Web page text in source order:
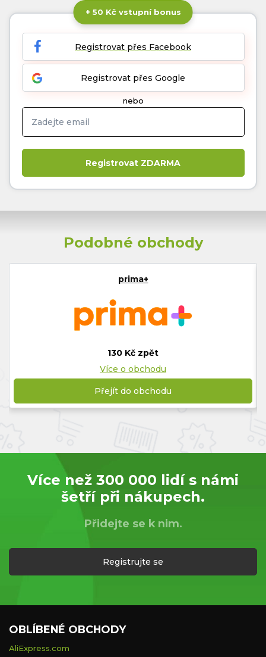
+ 50 Kč vstupní bonus
Registrovat přes Facebook
Registrovat přes Google
nebo
Podobné obchody
prima+
130 Kč zpět
Více o obchodu
Přejít do obchodu
Více než 300 000 lidí s námi
šetří při nákupech.
Přidejte se k nim.
Registrujte se
OBLÍBENÉ OBCHODY
AliExpress.com